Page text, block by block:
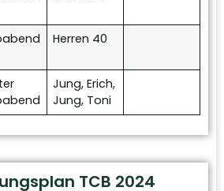
Herren 40
Jung, Erich,
Jung, Toni
TCB 2024